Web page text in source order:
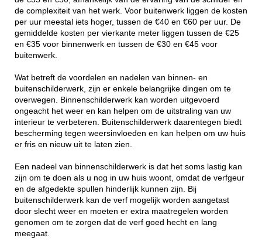
de complexiteit van het werk. Voor buitenwerk liggen de kosten
per uur meestal iets hoger, tussen de €40 en €60 per uur. De
gemiddelde kosten per vierkante meter liggen tussen de €25
en €35 voor binnenwerk en tussen de €30 en €45 voor
buitenwerk.
Wat betreft de voordelen en nadelen van binnen- en
buitenschilderwerk, zijn er enkele belangrijke dingen om te
overwegen. Binnenschilderwerk kan worden uitgevoerd
ongeacht het weer en kan helpen om de uitstraling van uw
interieur te verbeteren. Buitenschilderwerk daarentegen biedt
bescherming tegen weersinvloeden en kan helpen om uw huis
er fris en nieuw uit te laten zien.
Een nadeel van binnenschilderwerk is dat het soms lastig kan
zijn om te doen als u nog in uw huis woont, omdat de verfgeur
en de afgedekte spullen hinderlijk kunnen zijn. Bij
buitenschilderwerk kan de verf mogelijk worden aangetast
door slecht weer en moeten er extra maatregelen worden
genomen om te zorgen dat de verf goed hecht en lang
meegaat.